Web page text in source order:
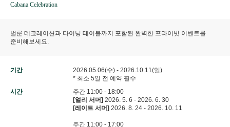
Cabana Celebration
벌룬 데코레이션과 다이닝 테이블까지 포함된 완벽한 프라이빗 이벤트를
준비해보세요.
기간
2026.05.06(수) - 2026.10.11(일)
* 최소 5일 전 예약 필수
시간
주간 11:00 - 18:00
[얼리 서머]2026. 5. 6 - 2026. 6. 30
[레이트 서머] 2026. 8. 24 - 2026. 10. 11
주간 11:00 - 17:00